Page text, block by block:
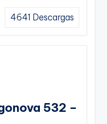
4641 Descargas
532 –